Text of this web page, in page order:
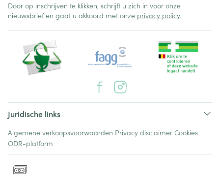
Door op inschrijven te klikken, schrijft u zich in voor onze
nieuwsbrief en gaat u akkoord met onze privacy policy.
Juridische links
Algemene verkoopsvoorwaarden Privacy disclaimer Cookies
ODR-platform